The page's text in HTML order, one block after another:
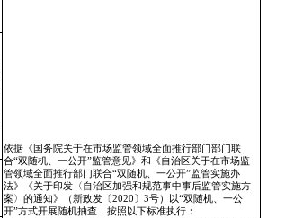
依据《国务院关于在市场监管领域全面推行部门部门联
合“双随机、一公开”监管意见》和《自治区关于在市场监
管领域全面推行部门联合“双随机、一公开”监管实施办
法》《关于印发〈自治区加强和规范事中事后监管实施方
案〉的通知》（新政发〔2020〕3号）以“双随机、一公
开”方式开展随机抽查，按照以下标准执行：